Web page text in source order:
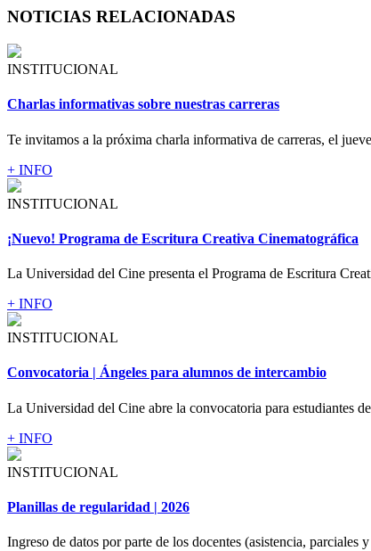
NOTICIAS RELACIONADAS
INSTITUCIONAL
Charlas informativas sobre nuestras carreras
Te invitamos a la próxima charla informativa de carreras, el
+ INFO
INSTITUCIONAL
¡Nuevo! Programa de Escritura Creativa Cinematográfica
La Universidad del Cine presenta el Programa de Escritura
+ INFO
INSTITUCIONAL
Convocatoria | Ángeles para alumnos de intercambio
La Universidad del Cine abre la convocatoria para estudiantes
+ INFO
INSTITUCIONAL
Planillas de regularidad | 2026
Ingreso de datos por parte de los docentes (asistencia, parciales